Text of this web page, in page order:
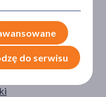
do serwisu